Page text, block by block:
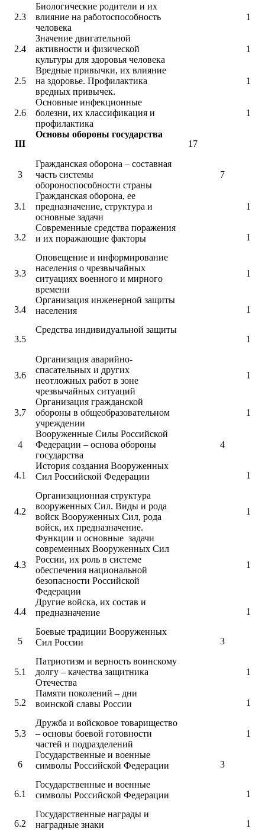
2.3
Биологические родители и их
влияние на работоспособность
человека
1
2.4
Значение двигательной
активности и физической
культуры для здоровья человека
1
2.5
Вредные привычки, их влияние
на здоровье. Профилактика
вредных привычек.
1
2.6
Основные инфекционные
болезни, их классификация и
профилактика
1
III
Основы обороны государства
17
3
Гражданская оборона – составная
часть системы
обороноспособности страны
7
3.1
Гражданская оборона, ее
предназначение, структура и
основные задачи
1
3.2
Современные средства поражения
и их поражающие факторы
1
3.3
Оповещение и информирование
населения о чрезвычайных
ситуациях военного и мирного
времени
1
3.4
Организация инженерной защиты
населения
1
3.5
Средства индивидуальной защиты
1
3.6
Организация аварийно-
спасательных и других
неотложных работ в зоне
чрезвычайных ситуаций
1
3.7
Организация гражданской
обороны в общеобразовательном
учреждении
1
4
Вооруженные Силы Российской
Федерации – основа обороны
государства
4
4.1
История создания Вооруженных
Сил Российской Федерации
1
4.2
Организационная структура
вооруженных Сил. Виды и рода
войск Вооруженных Сил, рода
войск, их предназначение.
1
4.3
Функции и основные задачи
современных Вооруженных Сил
России, их роль в системе
обеспечения национальной
безопасности Российской
Федерации
1
4.4
Другие войска, их состав и
предназначение
1
5
Боевые традиции Вооруженных
Сил России
3
5.1
Патриотизм и верность воинскому
долгу – качества защитника
Отечества
1
5.2
Памяти поколений – дни
воинской славы России
1
5.3
Дружба и войсковое товарищество
– основы боевой готовности
частей и подразделений
1
6
Государственные и военные
символы Российской Федерации
3
6.1
Государственные и военные
символы Российской Федерации
1
6.2
Государственные награды и
наградные знаки
1